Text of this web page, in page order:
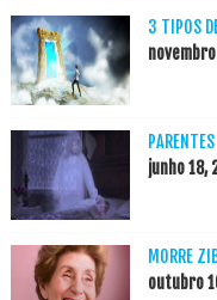
3 TIPOS
junho 18,
MORRE
outubro